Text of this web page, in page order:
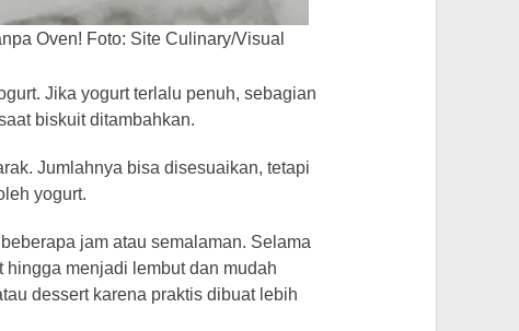
Oven! Foto: Site Culinary/Visual
Jika yogurt terlalu penuh, sebagian
biskuit ditambahkan.
Jumlahnya bisa disesuaikan, tetapi
yogurt.
jam atau semalaman. Selama
menjadi lembut dan mudah
dessert karena praktis dibuat lebih